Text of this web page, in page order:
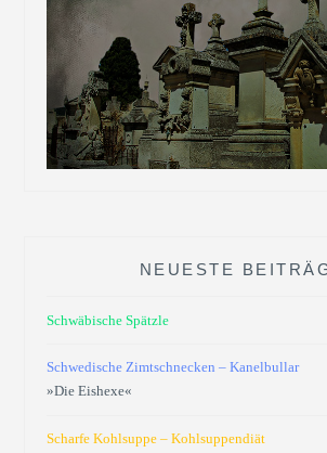
NEUESTE
Schwäbische Spätzle
Schwedische Zimtschnecken – Kanelbullar
»Die Eishexe«
Scharfe Kohlsuppe – Kohlsuppendiät